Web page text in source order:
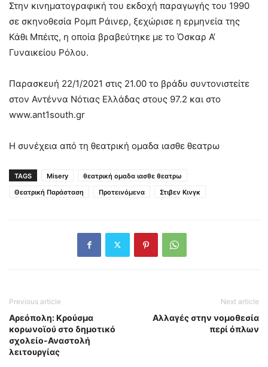
Στην κινηματογραφική του εκδοχή παραγωγής του 1990
σε σκηνοθεσία Ρομπ Ράινερ, ξεχώρισε η ερμηνεία της
Κάθι Μπέιτς, η οποία βραβεύτηκε με το Όσκαρ Α’
Γυναικείου Ρόλου.
Παρασκευή 22/1/2021 στις 21.00 το βράδυ συντονιστείτε
στον Αντέννα Νότιας Ελλάδας στους 97.2 και στο
www.ant1south.gr
Η συνέχεια από τη θεατρική ομαδα ιασθε θεατρω
TAGS Misery
θεατρική ομαδα ιασθε θεατρω
Θεατρική Παράσταση
Προτεινόμενα Στιβεν Κινγκ
Previous article
Αρεόπολη: Κρούσμα
κορωνοϊού στο δημοτικό
σχολείο-Αναστολή
λειτουργίας
Next article
Αλλαγές στην νομοθεσία
περί όπλων